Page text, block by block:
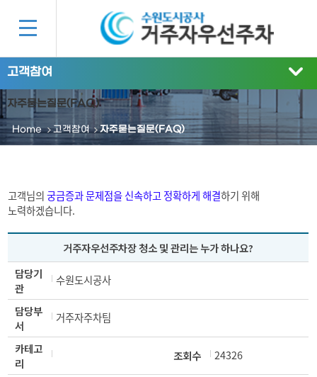
고객참여
자주묻는질문(FAQ)
Home 고객참여 자주묻는질문(FAQ)
고객님의궁금증과 문제점을 신속하고 정확하게 해결하기 위해
노력하겠습니다.
거주자우선주차장 청소 및 관리는 누가 하나요?
담당기
관
수원도시공사
담당부
서
거주자주차팀
카테고
리
조회수 24326